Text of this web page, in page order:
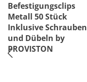
Befestigungsclips
Metall 50 Stück
Inklusive Schrauben
und Dübeln by
PROVISTON